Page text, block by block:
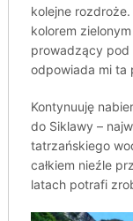
kolejne
kolorem
prowadzący pod
odpowiada mi ta
Kontynuuję
do Siklawy –
tatrzańskiego
całkiem nieźle
latach potrafi